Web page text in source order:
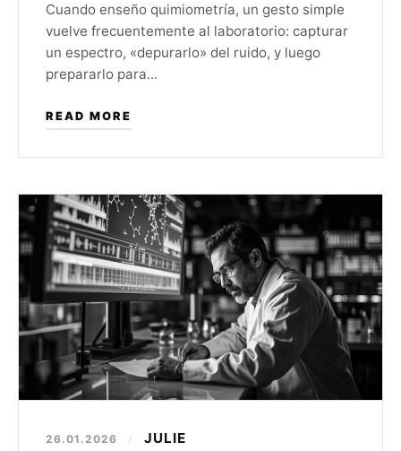
Cuando enseño quimiometría, un gesto simple
vuelve frecuentemente al laboratorio: capturar
un espectro, «depurarlo» del ruido, y luego
prepararlo para...
READ MORE
26.01.2026 / JULIE